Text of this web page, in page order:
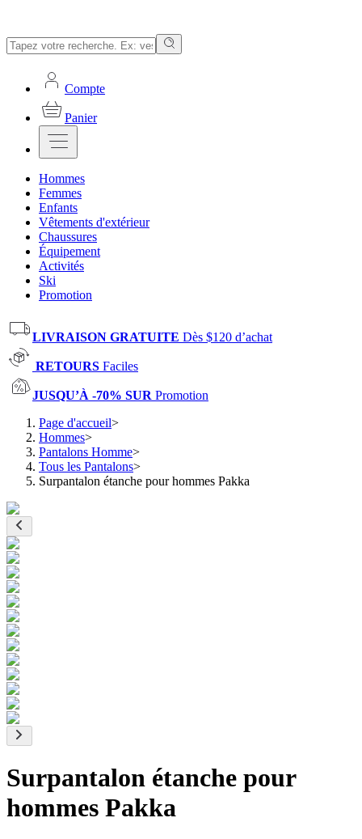
Compte
Panier
Hommes
Femmes
Enfants
Vêtements d'extérieur
Chaussures
Équipement
Activités
Ski
Promotion
LIVRAISON GRATUITE Dès $120 d’achat
RETOURS Faciles
JUSQU’À -70% SUR Promotion
Page d'accueil>
Hommes>
Pantalons Homme>
Tous les Pantalons>
Surpantalon étanche pour hommes Pakka
Surpantalon étanche pour
hommes Pakka